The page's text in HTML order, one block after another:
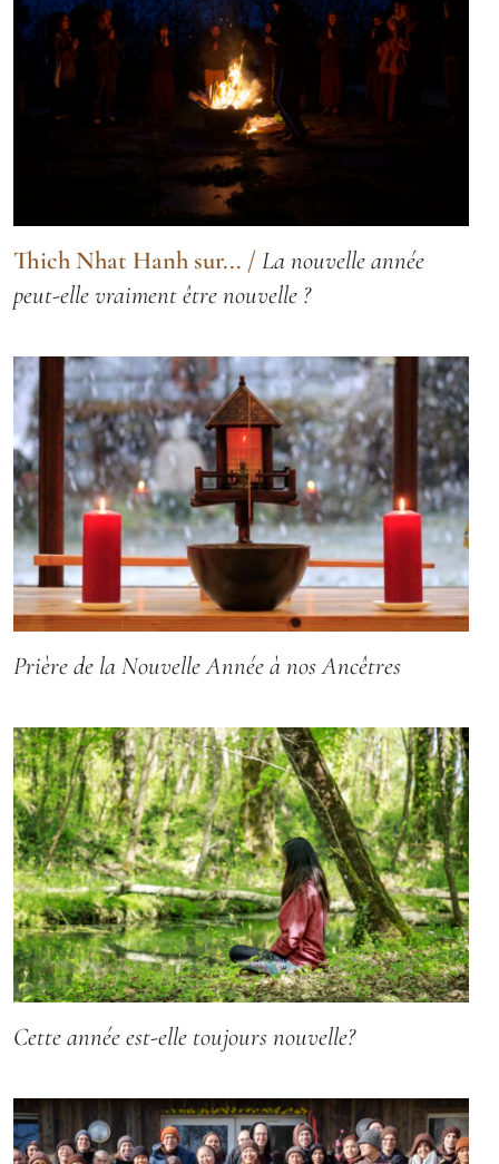
Thich Nhat Hanh sur... / La nouvelle année
peut-elle vraiment être nouvelle ?
Prière de la Nouvelle Année à nos Ancêtres
Cette année est-elle toujours nouvelle?